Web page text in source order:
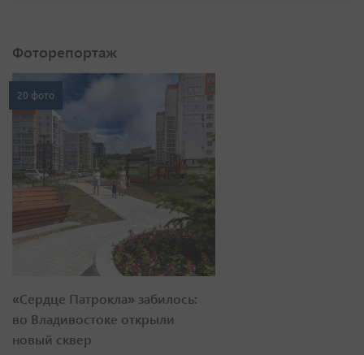
Фоторепортаж
20 фото
«Сердце Патрокла» забилось:
во Владивостоке открыли
новый сквер